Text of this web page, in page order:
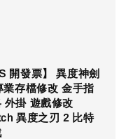
開發票】 異度神劍
業存檔修改 金手指
外掛 遊戲修改
異度之刃 2 比特